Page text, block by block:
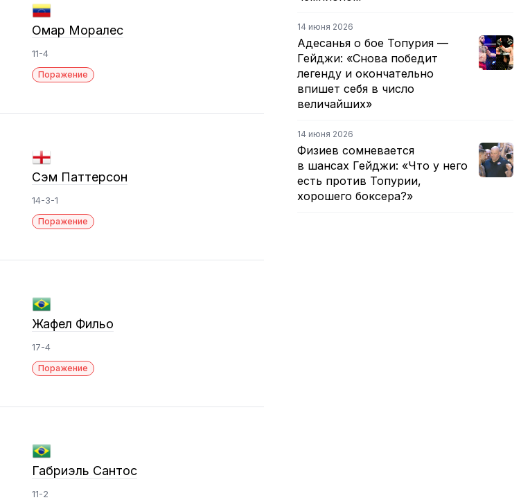
Омар Моралес
11-4
Поражение
Сэм Паттерсон
14-3-1
Поражение
Жафел Фильо
17-4
Поражение
Габриэль Сантос
11-2
14 июня 2026
Адесанья о бое Топурия —
Гейджи: «Снова победит
легенду и окончательно
впишет себя в число
величайших»
14 июня 2026
Физиев сомневается
в шансах Гейджи: «Что у него
есть против Топурии,
хорошего боксера?»